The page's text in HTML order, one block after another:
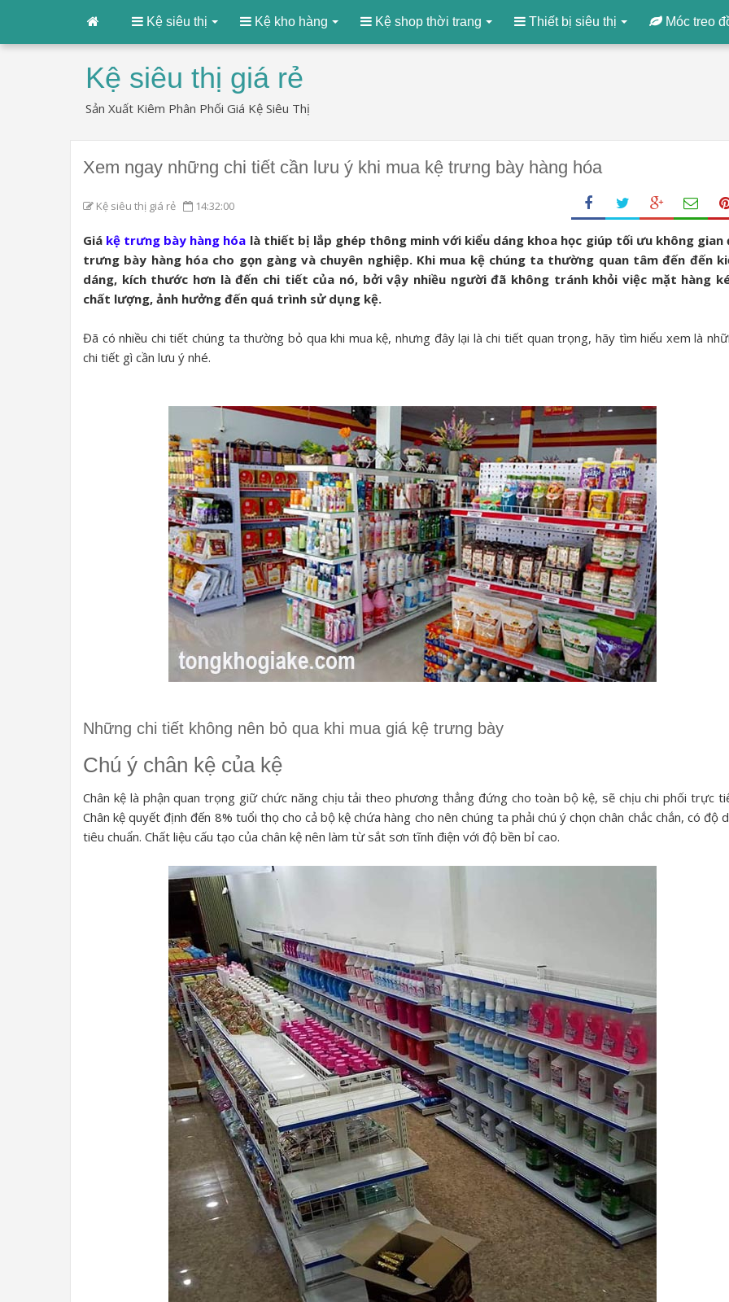
Kệ siêu thị Kệ kho hàng Kệ shop thời trang Thiết bị siêu thị Móc treo
Kệ siêu thị giá rẻ
Sản Xuất Kiêm Phân Phối Giá Kệ Siêu Thị
Xem ngay những chi tiết cần lưu ý khi mua kệ trưng bày hàng hóa
Kệ siêu thị giá rẻ 14:32:00
Giá kệ trưng bày hàng hóa là thiết bị lắp ghép thông minh với kiểu dáng khoa học giúp tối ưu không gian
trưng bày hàng hóa cho gọn gàng và chuyên nghiệp. Khi mua kệ chúng ta thường quan tâm đến đến
dáng, kích thước hơn là đến chi tiết của nó, bởi vậy nhiều người đã không tránh khỏi việc mặt hàng
chất lượng, ảnh hưởng đến quá trình sử dụng kệ.
Đã có nhiều chi tiết chúng ta thường bỏ qua khi mua kệ, nhưng đây lại là chi tiết quan trọng, hãy tìm hiểu xem là
chi tiết gì cần lưu ý nhé.
Những chi tiết không nên bỏ qua khi mua giá kệ trưng bày
Chú ý chân kệ của kệ
Chân kệ là phận quan trọng giữ chức năng chịu tải theo phương thẳng đứng cho toàn bộ kệ, sẽ chịu chi phối trực
Chân kệ quyết định đến 8% tuổi thọ cho cả bộ kệ chứa hàng cho nên chúng ta phải chú ý chọn chân chắc chắn, có độ
tiêu chuẩn. Chất liệu cấu tạo của chân kệ nên làm từ sắt sơn tĩnh điện với độ bền bỉ cao.